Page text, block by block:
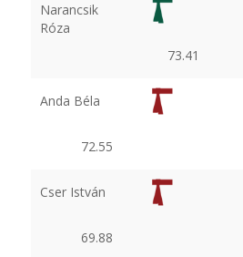
Narancsik
Róza
73.41
Anda Béla
72.55
Cser István
69.88